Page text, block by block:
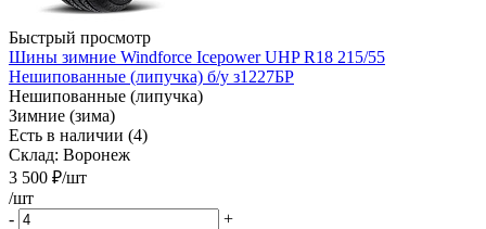
Быстрый просмотр
Шины зимние Windforce Icepower UHP R18 215/55
Нешипованные (липучка) б/у з1227БР
Нешипованные (липучка)
Зимние (зима)
Есть в наличии (4)
Склад: Воронеж
3 500 ₽/шт
/шт
-
+